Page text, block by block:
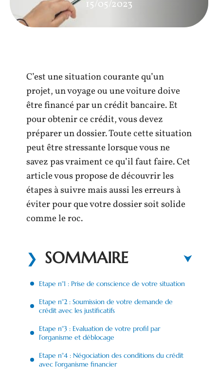
15/05/2023
C’est une situation courante qu’un
projet, un voyage ou une voiture doive
être financé par un crédit bancaire. Et
pour obtenir ce crédit, vous devez
préparer un dossier. Toute cette situation
peut être stressante lorsque vous ne
savez pas vraiment ce qu’il faut faire. Cet
article vous propose de découvrir les
étapes à suivre mais aussi les erreurs à
éviter pour que votre dossier soit solide
comme le roc.
SOMMAIRE
Etape n°1 : Prise de conscience de votre situation
Etape n°2 : Soumission de votre demande de
crédit avec les justificatifs
Etape n°3 : Evaluation de votre profil par
l’organisme et déblocage
Etape n°4 : Négociation des conditions du crédit
avec l’organisme financier